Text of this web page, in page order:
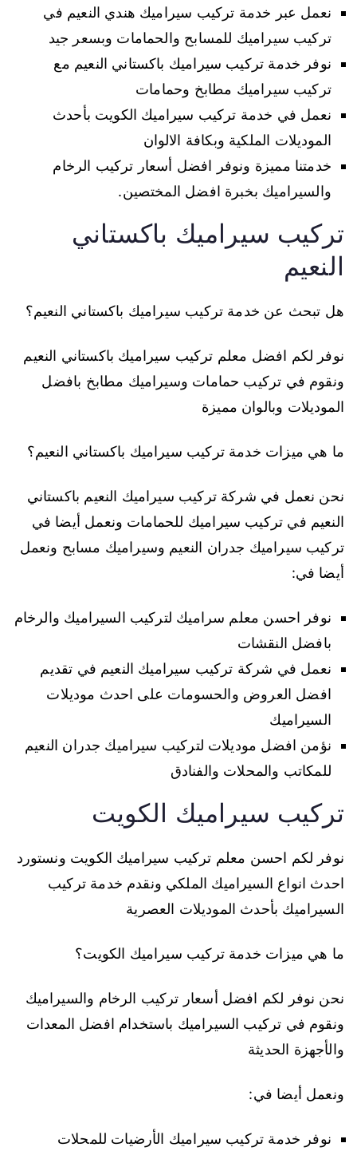
نعمل عبر خدمة تركيب سيراميك هندي النعيم في
تركيب سيراميك للمسابح والحمامات وبسعر جيد
نوفر خدمة تركيب سيراميك باكستاني النعيم مع
تركيب سيراميك مطابخ وحمامات
نعمل في خدمة تركيب سيراميك الكويت بأحدث
الموديلات الملكية وبكافة الالوان
خدمتنا مميزة ونوفر افضل أسعار تركيب الرخام
والسيراميك بخبرة افضل المختصين.
تركيب سيراميك باكستاني
النعيم
هل تبحث عن خدمة تركيب سيراميك باكستاني النعيم؟
نوفر لكم افضل معلم تركيب سيراميك باكستاني النعيم
ونقوم في تركيب حمامات وسيراميك مطابخ بافضل
الموديلات وبالوان مميزة
ما هي ميزات خدمة تركيب سيراميك باكستاني النعيم؟
نحن نعمل في شركة تركيب سيراميك النعيم باكستاني
النعيم في تركيب سيراميك للحمامات ونعمل أيضا في
تركيب سيراميك جدران النعيم وسيراميك مسابح ونعمل
أيضا في:
نوفر احسن معلم سراميك لتركيب السيراميك والرخام
بافضل النقشات
نعمل في شركة تركيب سيراميك النعيم في تقديم
افضل العروض والحسومات على احدث موديلات
السيراميك
نؤمن افضل موديلات لتركيب سيراميك جدران النعيم
للمكاتب والمحلات والفنادق
تركيب سيراميك الكويت
نوفر لكم احسن معلم تركيب سيراميك الكويت ونستورد
احدث انواع السيراميك الملكي ونقدم خدمة تركيب
السيراميك بأحدث الموديلات العصرية
ما هي ميزات خدمة تركيب سيراميك الكويت؟
نحن نوفر لكم افضل أسعار تركيب الرخام والسيراميك
ونقوم في تركيب السيراميك باستخدام افضل المعدات
والأجهزة الحديثة
ونعمل أيضا في:
نوفر خدمة تركيب سيراميك الأرضيات للمحلات